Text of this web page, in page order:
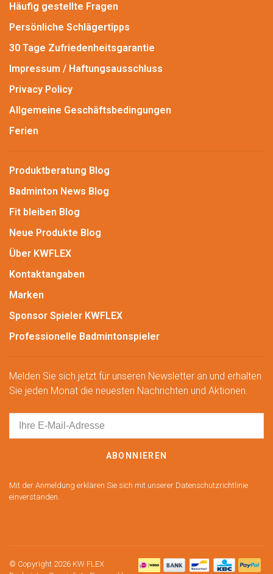
Häufig gestellte Fragen
Persönliche Schlägertipps
30 Tage Zufriedenheitsgarantie
Impressum / Haftungsausschluss
Privacy Policy
Allgemeine Geschäftsbedingungen
Ferien
Produktberatung Blog
Badminton News Blog
Fit bleiben Blog
Neue Produkte Blog
Über KWFLEX
Kontaktangaben
Marken
Sponsor Spieler KWFLEX
Professionelle Badmintonspieler
Melden Sie sich jetzt für unseren Newsletter an und erhalten
Sie jeden Monat die neuesten Nachrichten und Aktionen.
ABONNIEREN
Mit der Anmeldung erklären Sie sich mit unserer Datenschutzrichtlinie
einverstanden.
© Copyright 2026 KW FLEX